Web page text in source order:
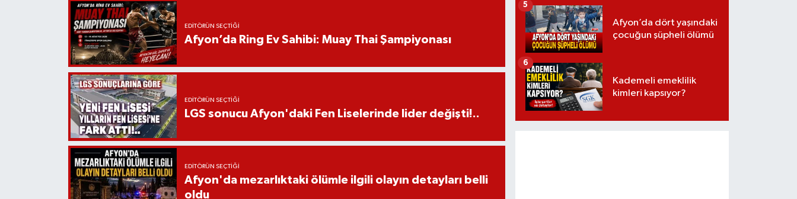
EDITÖRÜN SEÇTIĞI
Afyon’da Ring Ev Sahibi: Muay Thai Şampiyonası
EDITÖRÜN SEÇTIĞI
LGS sonucu Afyon'daki Fen Liselerinde lider değişti!..
EDITÖRÜN SEÇTIĞI
Afyon'da mezarlıktaki ölümle ilgili olayın detayları belli
oldu
Afyon’da dört yaşındaki
çocuğun şüpheli ölümü
5
Kademeli emeklilik
kimleri kapsıyor?
6